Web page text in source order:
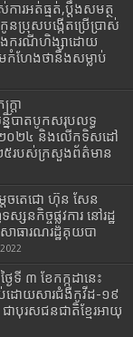
ារអត់ធ្មត់,ប្ដឹងសមត្ថ
កូនប្រុសបង្កើតប្រើប្រាស់
ងករណីហិង្សាដោយ
កំហែងថានឹងសម្លាប់
ត្រា​
និបាតបូកសរុបលទ្ធ
ាំ២០២៤ និងលើកទិសដៅ
២៥របស់​ក្រសួង​ព័ត៌មាន​
េចតេជោ ហ៊ុន សែន
នកិច្ចផ្លូវការ នៅរដ្ឋ
ាធារណរដ្ឋគុយបា
ងៃទី ៣ ខែកក្កដានេះ
ដោយសារជំងឺកូវីដ-១៩
បុរសជនជាតិខ្មែរអាយុ